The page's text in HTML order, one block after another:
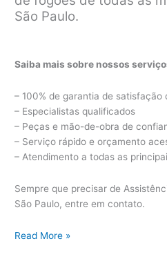
São Paulo.
Saiba mais sobre nossos
– 100% de garantia de satisfação
– Especialistas qualificados
– Peças e mão-de-obra de
– Serviço rápido e orçamento
– Atendimento a todas as
Sempre que precisar de
São Paulo, entre em contato.
Assistência
Read More »